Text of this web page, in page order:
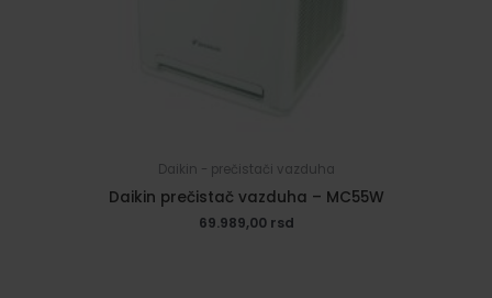
Daikin - prečistači vazduha
Daikin prečistač vazduha – MC55W
69.989,00 rsd